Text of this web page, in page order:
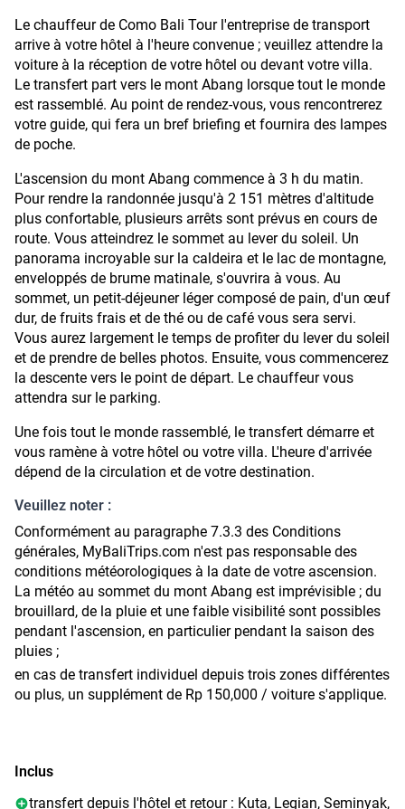
Le chauffeur de Como Bali Tour l'entreprise de transport
arrive à votre hôtel à l'heure convenue ; veuillez attendre la
voiture à la réception de votre hôtel ou devant votre villa.
Le transfert part vers le mont Abang lorsque tout le monde
est rassemblé. Au point de rendez-vous, vous rencontrerez
votre guide, qui fera un bref briefing et fournira des lampes
de poche.
L'ascension du mont Abang commence à 3 h du matin.
Pour rendre la randonnée jusqu'à 2 151 mètres d'altitude
plus confortable, plusieurs arrêts sont prévus en cours de
route. Vous atteindrez le sommet au lever du soleil. Un
panorama incroyable sur la caldeira et le lac de montagne,
enveloppés de brume matinale, s'ouvrira à vous. Au
sommet, un petit-déjeuner léger composé de pain, d'un œuf
dur, de fruits frais et de thé ou de café vous sera servi.
Vous aurez largement le temps de profiter du lever du soleil
et de prendre de belles photos. Ensuite, vous commencerez
la descente vers le point de départ. Le chauffeur vous
attendra sur le parking.
Une fois tout le monde rassemblé, le transfert démarre et
vous ramène à votre hôtel ou votre villa. L'heure d'arrivée
dépend de la circulation et de votre destination.
Veuillez noter :
Conformément au paragraphe 7.3.3 des Conditions
générales, MyBaliTrips.com n'est pas responsable des
conditions météorologiques à la date de votre ascension.
La météo au sommet du mont Abang est imprévisible ; du
brouillard, de la pluie et une faible visibilité sont possibles
pendant l'ascension, en particulier pendant la saison des
pluies ;
en cas de transfert individuel depuis trois zones différentes
ou plus, un supplément de Rp 150,000 / voiture s'applique.
Inclus
transfert depuis l'hôtel et retour : Kuta, Legian, Seminyak,